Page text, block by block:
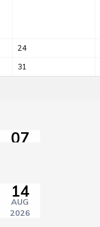
24
31
07
Mach-
Tag
14
AUG
2026
Café